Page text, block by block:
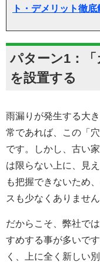
ト・デメリット徹底
パターン1：
を設置する
雨漏りが発生する大
常であれば、この「
です。しかし、古い
は限らない上に、見
も把握できないため
スも少なくありません
だからこそ、弊社で
すめする事が多いで
く、上に全く新しい